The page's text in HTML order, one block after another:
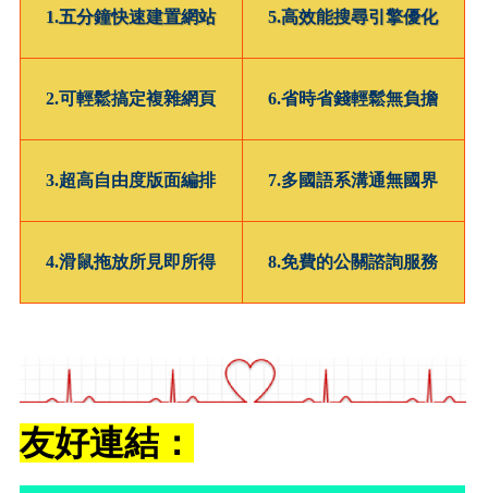
1.五分鐘快速建置網站 5.高效能搜尋引擎優化
2.可輕鬆搞定複雜網頁 6.省時省錢輕鬆無負擔
3.超高自由度版面編排 7.多國語系溝通無國界
4.滑鼠拖放所見即所得 8.免費的公關諮詢服務
友好連結：